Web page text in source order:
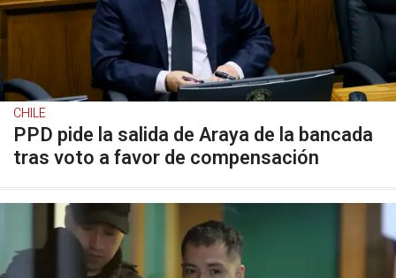
CHILE
PPD pide la salida de Araya de la bancada
tras voto a favor de compensación